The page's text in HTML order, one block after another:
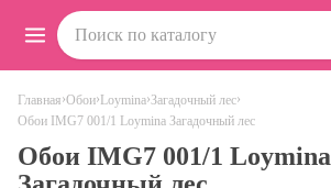
Главная›Обои› Loymina›Загадочный лес›
Обои IMG7 001/1 Loymina Загадочный лес
Обои IMG7 001/1 Loymina